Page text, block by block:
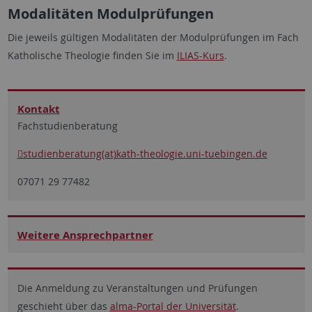
Modalitäten Modulprüfungen
Die jeweils gültigen Modalitäten der Modulprüfungen im Fach
Katholische Theologie finden Sie im ILIAS-Kurs.
Kontakt
Fachstudienberatung
studienberatung(at)kath-theologie.uni-tuebingen.de
07071 29 77482
Weitere Ansprechpartner
Die Anmeldung zu Veranstaltungen und Prüfungen
geschieht über das alma-Portal der Universität.